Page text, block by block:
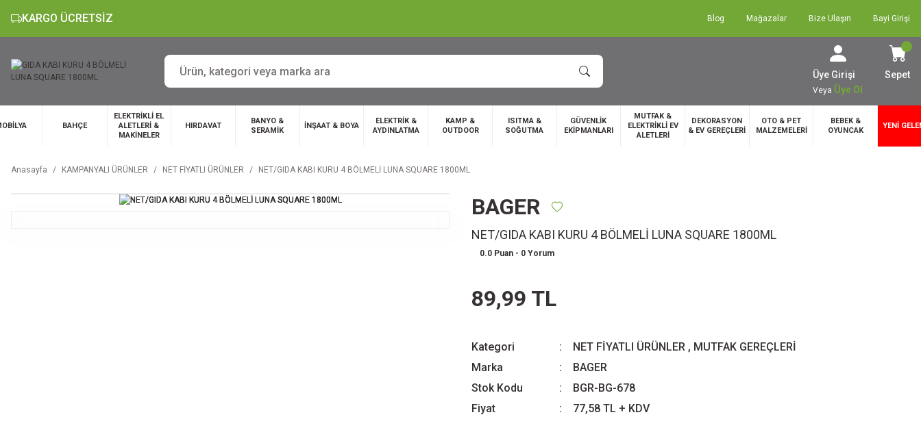
KARGO ÜCRETSİZ Blog Mağazalar Bize Ulaşın Bayi Girişi
Üye Girişi
Veya Üye Ol
Sepet
BAHÇE
ELEKTRİKLİ EL
ALETLERİ &
MAKİNELER
HIRDAVAT
BANYO &
SERAMİK
İNŞAAT & BOYA
ELEKTRİK &
AYDINLATMA
KAMP &
OUTDOOR
ISITMA &
SOĞUTMA
GÜVENLİK
EKİPMANLARI
MUTFAK &
ELEKTRİKLİ EV
ALETLERİ
DEKORASYON
& EV GEREÇLERİ
OTO & PET
MALZEMELERİ
BEBEK &
OYUNCAK
YENİ
Anasayfa KAMPANYALI ÜRÜNLER NET FİYATLI ÜRÜNLER NET/GIDA KABI KURU 4 BÖLMELİ LUNA SQUARE 1800ML
BAGER
NET/GIDA KABI KURU 4 BÖLMELİ LUNA SQUARE 1800ML
0.0 Puan - 0 Yorum
89,99 TL
Kategori NET FİYATLI ÜRÜNLER , MUTFAK GEREÇLERİ
Marka
BAGER
Stok Kodu
BGR-BG-678
Fiyat
77,58 TL + KDV